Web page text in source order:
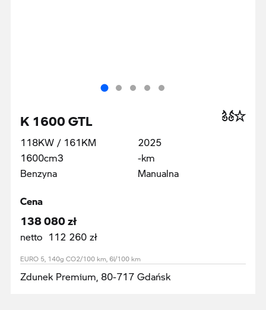
K 1600 GTL
118KW / 161KM
1600cm3
Benzyna
2025
-km
Manualna
Cena
138 080 zł
netto 112 260 zł
EURO 5, 140g CO2/100 km, 6l/100 km
Zdunek Premium, 80-717 Gdańsk